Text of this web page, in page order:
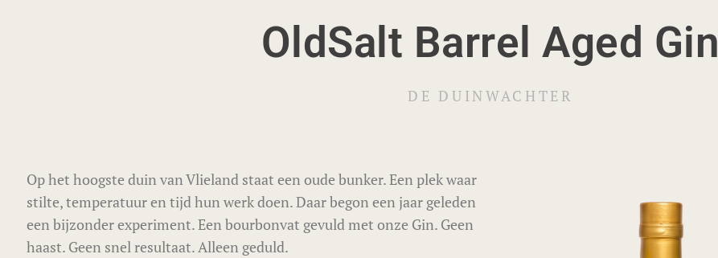
OldSalt Barrel Aged Gin
DE DUINWACHTER
Op het hoogste duin van Vlieland staat een oude bunker. Een plek waar
stilte, temperatuur en tijd hun werk doen. Daar begon een jaar geleden
een bijzonder experiment. Een bourbonvat gevuld met onze Gin. Geen
haast. Geen snel resultaat. Alleen geduld.